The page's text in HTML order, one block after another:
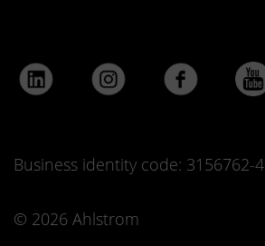
Business identity code: 3156762-4
© 2026 Ahlstrom